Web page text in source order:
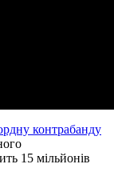
контрабанду
15 мільйонів